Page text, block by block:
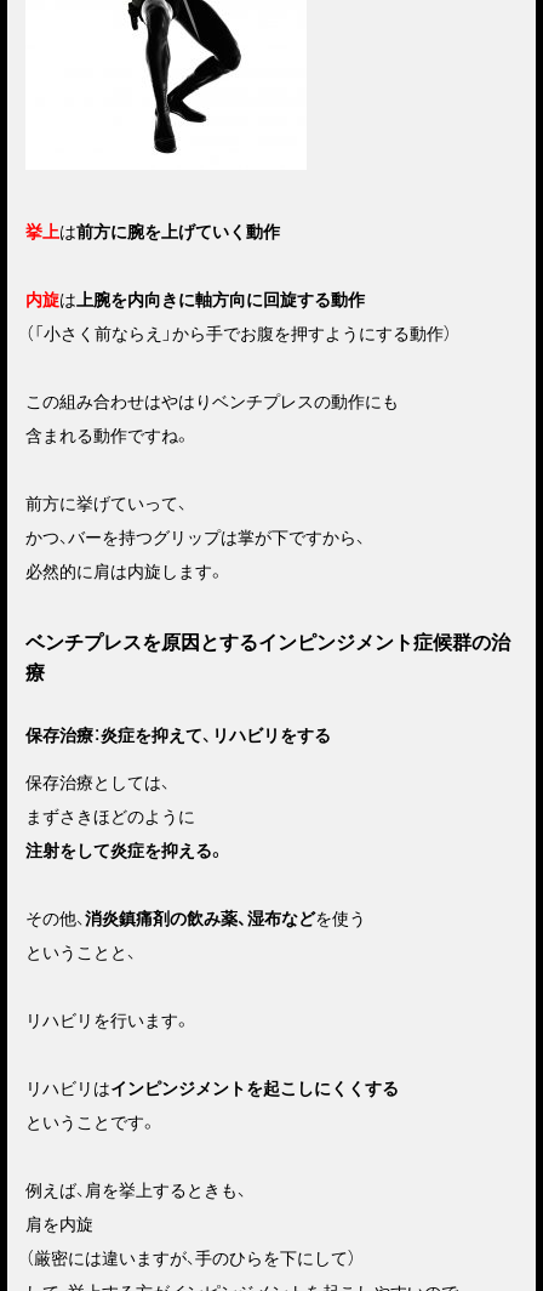
挙上は前方に腕を上げていく動作
内旋は上腕を内向きに軸方向に回旋する動作
（「小さく前ならえ」から手でお腹を押すようにする動作）
この組み合わせはやはりベンチプレスの動作にも
含まれる動作ですね。
前方に挙げていって、
かつ、バーを持つグリップは掌が下ですから、
必然的に肩は内旋します。
ベンチプレスを原因とするインピンジメント症候群の治
療
保存治療：炎症を抑えて、リハビリをする
保存治療としては、
まずさきほどのように
注射をして炎症を抑える。
その他、消炎鎮痛剤の飲み薬、湿布などを使う
ということと、
リハビリを行います。
リハビリはインピンジメントを起こしにくくする
ということです。
例えば、肩を挙上するときも、
肩を内旋
（厳密には違いますが、手のひらを下にして）